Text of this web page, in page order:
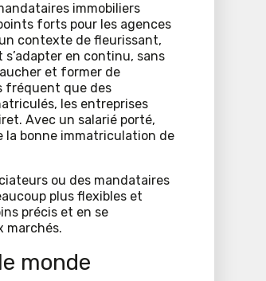
immobiliers
forts pour les agences
contexte de fleurissant,
en continu, sans
et former de
fréquent que des
les entreprises
Avec un salarié porté,
la bonne immatriculation de
ou des mandataires
plus flexibles et
précis et en se
marchés.
monde